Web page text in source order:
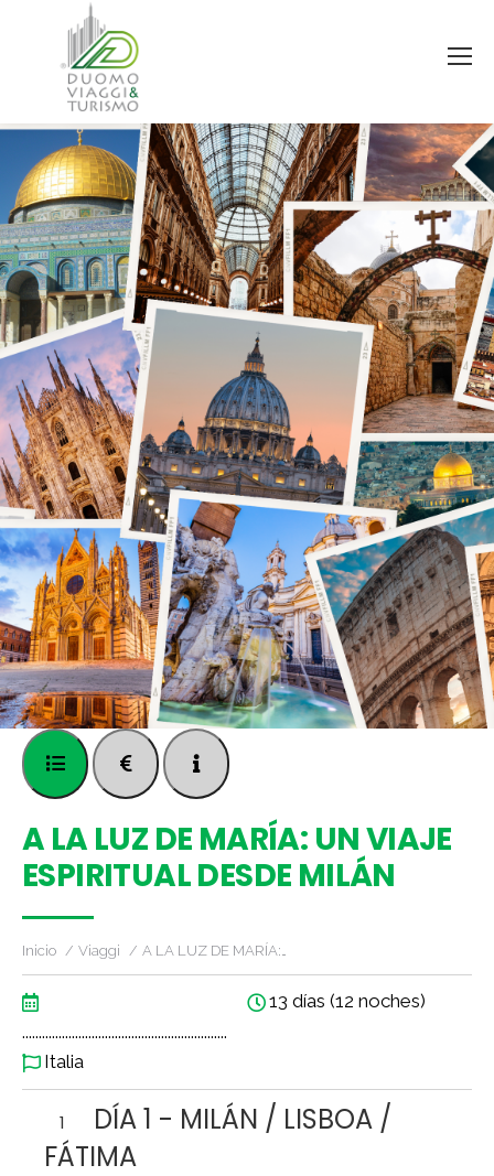
A LA LUZ DE MARÍA: UN VIAJE
ESPIRITUAL DESDE MILÁN
Estás aquí:
Inicio Viaggi A LA LUZ DE MARÍA:…
..............................................................
13 días (12 noches)
Italia
1
DÍA 1 - MILÁN / LISBOA /
FÁTIMA